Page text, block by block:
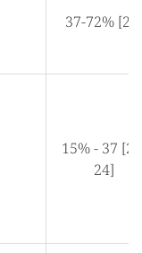
37-72% [24]
15% - 37
24]